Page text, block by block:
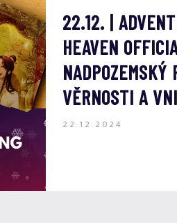
22.12. |
HEAVEN
VĚRNOSTI A
22.12.2024